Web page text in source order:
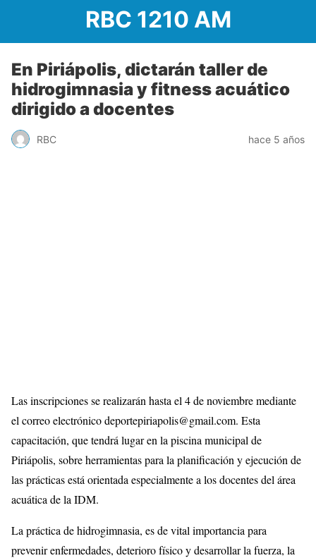
RBC 1210 AM
En Piriápolis, dictarán taller de
hidrogimnasia y fitness acuático
dirigido a docentes
RBC hace 5 años
Las inscripciones se realizarán hasta el 4 de noviembre mediante
el correo electrónico deportepiriapolis@gmail.com. Esta
capacitación, que tendrá lugar en la piscina municipal de
Piriápolis, sobre herramientas para la planificación y ejecución de
las prácticas está orientada especialmente a los docentes del área
acuática de la IDM.
La práctica de hidrogimnasia, es de vital importancia para
prevenir enfermedades, deterioro físico y desarrollar la fuerza, la